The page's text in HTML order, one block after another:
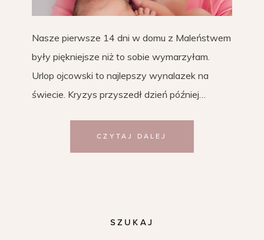
Nasze pierwsze 14 dni w domu z Maleństwem
były piękniejsze niż to sobie wymarzyłam.
Urlop ojcowski to najlepszy wynalazek na
świecie. Kryzys przyszedł dzień później…
CZYTAJ DALEJ
SZUKAJ